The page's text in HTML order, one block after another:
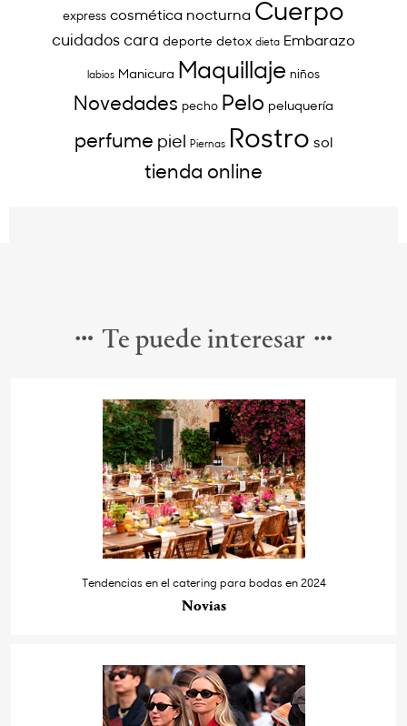
express cosmética nocturna Cuerpo
cuidados cara deporte detox dieta Embarazo
labios Manicura Maquillaje niños
Novedades pecho Pelo peluquería
perfume piel Piernas Rostro sol
tienda online
Te puede interesar
Tendencias en el catering para bodas en 2024
Novias